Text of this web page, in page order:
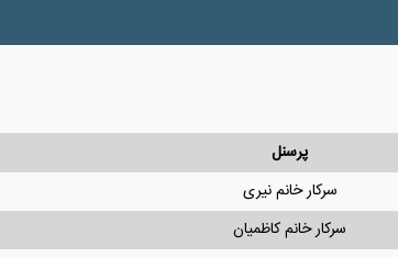
پرسنل
سرکار خانم نیری
سرکار خانم کاظمیان